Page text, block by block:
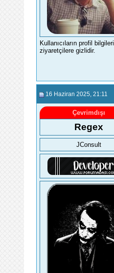
Kullanıcıların profil bilgileri
ziyaretçilere gizlidir.
16 Haziran 2025 , 21:11
Çevrimdışı
Regex
JConsult